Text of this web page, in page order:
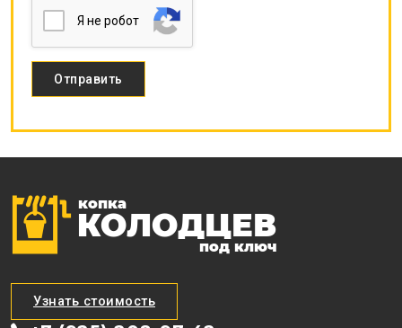
Я нe poбoт
Узнать стоимость